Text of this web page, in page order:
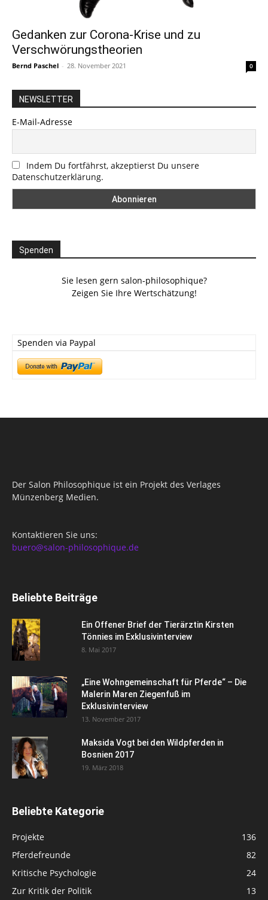
Gedanken zur Corona-Krise und zu
Verschwörungstheorien
Bernd Paschel - 28. November 2021 0
NEWSLETTER
E-Mail-Adresse
Indem Du fortfährst, akzeptierst Du unsere
Datenschutzerklärung.
Spenden
Sie lesen gern salon-philosophique?
Zeigen Sie Ihre Wertschätzung!
Spenden via Paypal
Der Salon Philosophique ist ein Projekt des Verlages
Münzenberg Medien.
Kontaktieren Sie uns:
buero@salon-philosophique.de
Beliebte Beiträge
Ein Offener Brief der Tierärztin Kirsten
Tönnies im Exklusivinterview
8. Mai 2017
„Eine Wohngemeinschaft für Pferde“ – Die
Malerin Maren Ziegenfuß im
Exklusivinterview
13. November 2017
Maksida Vogt bei den Wildpferden in
Bosnien 2017
19. März 2018
Beliebte Kategorie
Projekte
136
Pferdefreunde
82
Kritische Psychologie
24
Zur Kritik der Politik
13